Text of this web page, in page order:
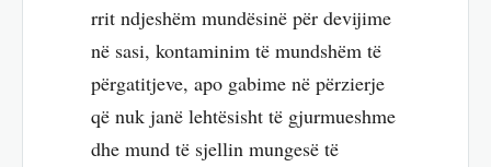
rrit ndjeshëm mundësinë për devijime
në sasi, kontaminim të mundshëm të
përgatitjeve, apo gabime në përzierje
që nuk janë lehtësisht të gjurmueshme
dhe mund të sjellin mungesë të